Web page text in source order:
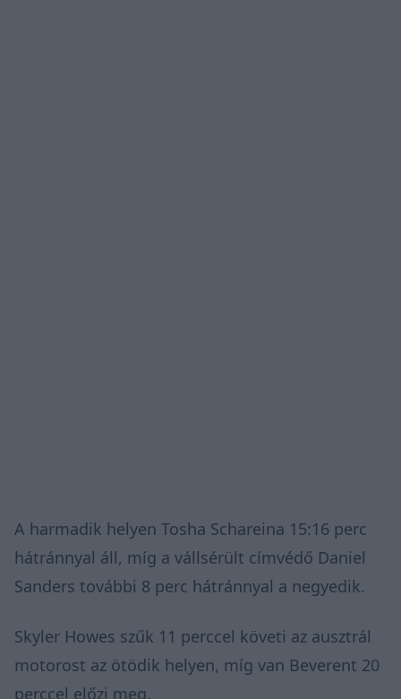
A harmadik helyen Tosha Schareina 15:16 perc
hátránnyal áll, míg a vállsérült címvédő Daniel
Sanders további 8 perc hátránnyal a negyedik.
Skyler Howes szűk 11 perccel követi az ausztrál
motorost az ötödik helyen, míg van Beverent 20
perccel előzi meg.